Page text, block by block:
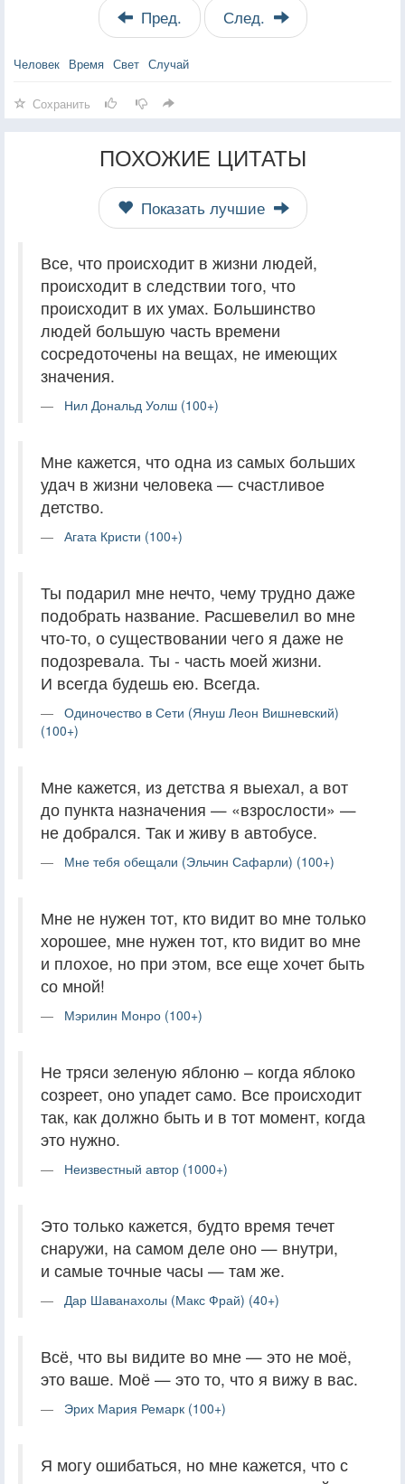
Пред. След.
Человек Время Свет Случай
Сохранить
ПОХОЖИЕ ЦИТАТЫ
Показать лучшие
Все, что происходит в жизни людей,
происходит в следствии того, что
происходит в их умах. Большинство
людей большую часть времени
сосредоточены на вещах, не имеющих
значения.
Нил Дональд Уолш (100+)
Мне кажется, что одна из самых больших
удач в жизни человека — счастливое
детство.
Агата Кристи (100+)
Ты подарил мне нечто, чему трудно даже
подобрать название. Расшевелил во мне
что-то, о существовании чего я даже не
подозревала. Ты - часть моей жизни.
И всегда будешь ею. Всегда.
Одиночество в Сети (Януш Леон Вишневский)
(100+)
Мне кажется, из детства я выехал, а вот
до пункта назначения — «взрослости» —
не добрался. Так и живу в автобусе.
Мне тебя обещали (Эльчин Сафарли) (100+)
Мне не нужен тот, кто видит во мне только
хорошее, мне нужен тот, кто видит во мне
и плохое, но при этом, все еще хочет быть
со мной!
Мэрилин Монро (100+)
Не тряси зеленую яблоню – когда яблоко
созреет, оно упадет само. Все происходит
так, как должно быть и в тот момент, когда
это нужно.
Неизвестный автор (1000+)
Это только кажется, будто время течет
снаружи, на самом деле оно — внутри,
и самые точные часы — там же.
Дар Шаванахолы (Макс Фрай) (40+)
Всё, что вы видите во мне — это не моё,
это ваше. Моё — это то, что я вижу в вас.
Эрих Мария Ремарк (100+)
Я могу ошибаться, но мне кажется, что с